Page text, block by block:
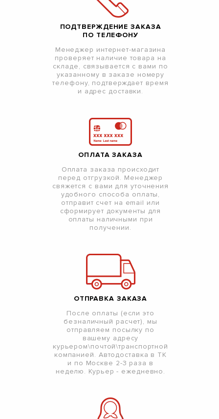
ПОДТВЕРЖДЕНИЕ ЗАКАЗА
ПО ТЕЛЕФОНУ
Менеджер интернет-магазина
проверяет наличие товара на
складе, связывается с вами по
указанному в заказе номеру
телефону, подтверждает время
и адрес доставки.
ОПЛАТА ЗАКАЗА
Оплата заказа происходит
перед отгрузкой. Менеджер
свяжется с вами для уточнения
удобного способа оплаты,
отправит счет на email или
сформирует документы для
оплаты наличными при
получении.
ОТПРАВКА ЗАКАЗА
После оплаты (если это
безналичный расчет), мы
отправляем посылку по
вашему адресу
курьером\почтой\транспортной
компанией. Автодоставка в ТК
и по Москве 2-3 раза в
неделю. Курьер - ежедневно.